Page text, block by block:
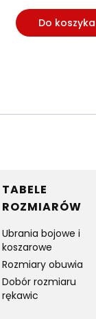
Do koszyka
TABELE
ROZMIARÓW
Ubrania bojowe i
koszarowe
Rozmiary obuwia
Dobór rozmiaru
rękawic